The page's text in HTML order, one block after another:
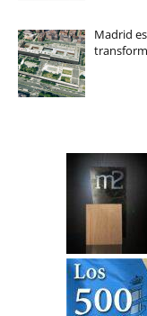
Madrid